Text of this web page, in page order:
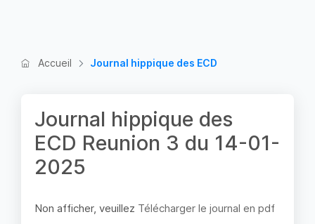
Accueil Journal hippique des ECD
Journal hippique des
ECD Reunion 3 du 14-01-
2025
Non afficher, veuillez Télécharger le journal en pdf